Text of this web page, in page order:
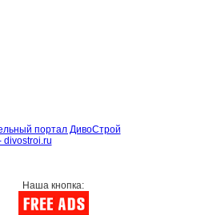
портал ДивоСтрой
divostroi.ru
Наша кнопка: